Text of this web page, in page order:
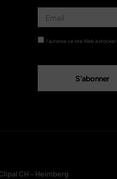
J'autorise ce site Web à
S’abonner
CH – Heimberg